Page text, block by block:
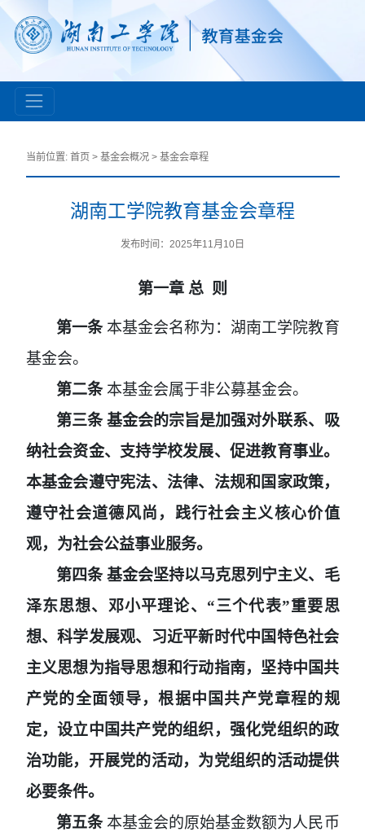
当前位置: 首页 > 基金会概况 > 基金会章程
湖南工学院教育基金会章程
发布时间：2025年11月10日
第一章 总 则
第一条 本基金会名称为：湖南工学院教育
基金会。
第二条 本基金会属于非公募基金会。
第三条 基金会的宗旨是加强对外联系、吸
纳社会资金、支持学校发展、促进教育事业。
本基金会遵守宪法、法律、法规和国家政策，
遵守社会道德风尚，践行社会主义核心价值
观，为社会公益事业服务。
第四条 基金会坚持以马克思列宁主义、毛
泽东思想、邓小平理论、 “三个代表”重要思
想、科学发展观、习近平新时代中国特色社会
主义思想为指导思想和行动指南，坚持中国共
产党的全面领导，根据中国共产党章程的规
定，设立中国共产党的组织，强化党组织的政
治功能，开展党的活动，为党组织的活动提供
必要条件。
第五条 本基金会的原始基金数额为人民币